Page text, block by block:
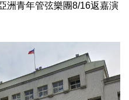
青年管弦樂團8/16返嘉演